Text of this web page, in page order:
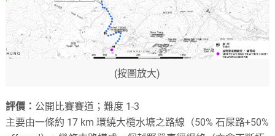
(按圖放大)
評價： 公開比賽賽道；難度 1-3
主要由一條約 17 km 環繞大欖水塘之路線（50% 石屎路+50%